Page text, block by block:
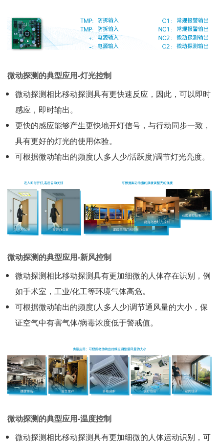
微动探测的典型应用-灯光控制
微动探测相比移动探测具有更快速反应，因此，可以即时
感应，即时输出。
更快的感应能够产生更快地开灯信号，与行动同步一致，
具有更好的灯光的使用体验。
可根据微动输出的频度(人多人少/活跃度)调节灯光亮度。
微动探测的典型应用-新风控制
微动探测相比移动探测具有更加细微的人体存在识别，例
如手术室，工业/化工等环境气体高危。
可根据微动输出的频度(人多人少)调节通风量的大小，保
证空气中有害气体/病毒浓度低于警戒值。
微动探测的典型应用-温度控制
微动探测相比移动探测具有更加细微的人体运动识别，可